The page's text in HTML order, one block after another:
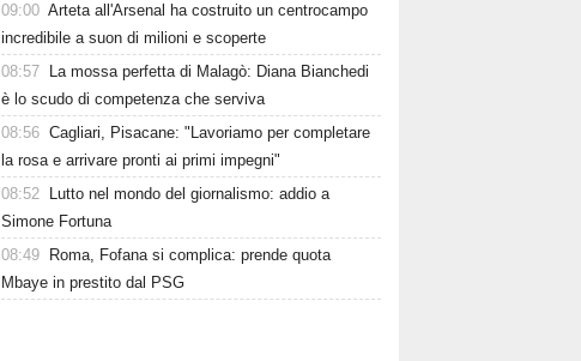
09:00 Arteta all'Arsenal ha costruito un centrocampo
incredibile a suon di milioni e scoperte
08:57
La mossa perfetta di Malagò: Diana Bianchedi
è lo scudo di competenza che serviva
08:56 Cagliari, Pisacane: "Lavoriamo per completare
la rosa e arrivare pronti ai primi impegni"
08:52
Lutto nel mondo del giornalismo: addio a
Simone Fortuna
08:49
Roma, Fofana si complica: prende quota
Mbaye in prestito dal PSG